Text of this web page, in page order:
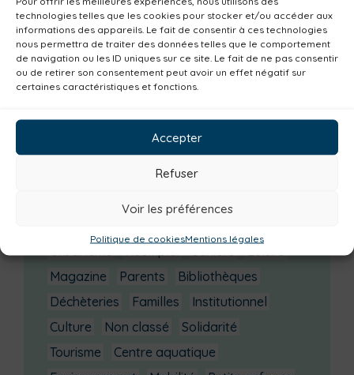
technologies telles que les cookies pour stocker et/ou accéder aux
informations des appareils. Le fait de consentir à ces technologies
nous permettra de traiter des données telles que le comportement
de navigation ou les ID uniques sur ce site. Le fait de ne pas consentir
ou de retirer son consentement peut avoir un effet négatif sur
certaines caractéristiques et fonctions.
Accepter
Refuser
Voir les préférences
Politique de cookiesMentions légales
mars 2026(7)
février 2026(4)
janvier 2026(14)
décembre 2025 (3)
octobre 2025(3)
(7)
Urbanisme Réemploi Seniors
Loisirs
Magazine
Parents
Bibliothèques
Déchèteries
Familles
Institutionnel
Culture
Non classé
Solidarité
Tourisme
Centre aquatique